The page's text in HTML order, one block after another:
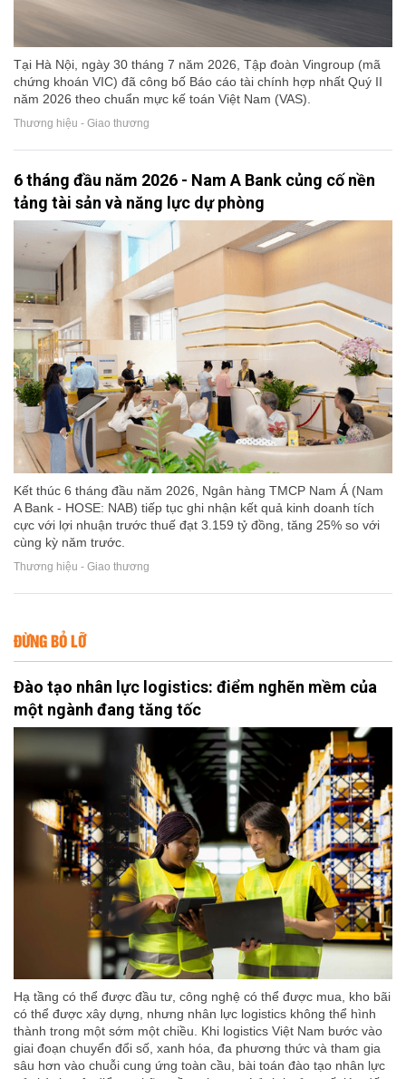
Tại Hà Nội, ngày 30 tháng 7 năm 2026, Tập đoàn Vingroup (mã
chứng khoán VIC) đã công bố Báo cáo tài chính hợp nhất Quý II
năm 2026 theo chuẩn mực kế toán Việt Nam (VAS).
Thương hiệu - Giao thương
6 tháng đầu năm 2026 - Nam A Bank củng cố nền
tảng tài sản và năng lực dự phòng
Kết thúc 6 tháng đầu năm 2026, Ngân hàng TMCP Nam Á (Nam
A Bank - HOSE: NAB) tiếp tục ghi nhận kết quả kinh doanh tích
cực với lợi nhuận trước thuế đạt 3.159 tỷ đồng, tăng 25% so với
cùng kỳ năm trước.
Thương hiệu - Giao thương
ĐỪNG BỎ LỠ
Đào tạo nhân lực logistics: điểm nghẽn mềm của
một ngành đang tăng tốc
Hạ tầng có thể được đầu tư, công nghệ có thể được mua, kho bãi
có thể được xây dựng, nhưng nhân lực logistics không thể hình
thành trong một sớm một chiều. Khi logistics Việt Nam bước vào
giai đoạn chuyển đổi số, xanh hóa, đa phương thức và tham gia
sâu hơn vào chuỗi cung ứng toàn cầu, bài toán đào tạo nhân lực